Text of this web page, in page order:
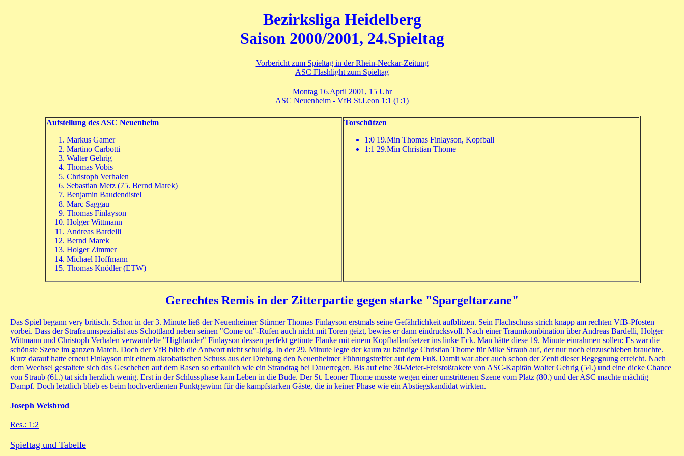
Bezirksliga Heidelberg
Saison 2000/2001, 24.Spieltag
Vorbericht zum Spieltag in der Rhein-Neckar-Zeitung
ASC Flashlight zum Spieltag
Montag 16.April 2001, 15 Uhr
ASC Neuenheim - VfB St.Leon 1:1 (1:1)
Aufstellung des ASC Neuenheim
Markus Gamer
Martino Carbotti
Walter Gehrig
Thomas Vobis
Christoph Verhalen
Sebastian Metz (75. Bernd Marek)
Benjamin Baudendistel
Marc Saggau
Thomas Finlayson
Holger Wittmann
Andreas Bardelli
Bernd Marek
Holger Zimmer
Michael Hoffmann
Thomas Knödler (ETW)
Torschützen
1:0 19.Min Thomas Finlayson, Kopfball
1:1 29.Min Christian Thome
Gerechtes Remis in der Zitterpartie gegen starke "Spargeltarzane"
Das Spiel begann very britisch. Schon in der 3. Minute ließ der Neuenheimer Stürmer Thomas Finlayson erstmals seine Gefährlichkeit aufblitzen. Sein Flachschuss strich knapp am rechten VfB-Pfosten
vorbei. Dass der Strafraumspezialist aus Schottland neben seinen "Come on"-Rufen auch nicht mit Toren geizt, bewies er dann eindrucksvoll. Nach einer Traumkombination über Andreas Bardelli, Holger
Wittmann und Christoph Verhalen verwandelte "Highlander" Finlayson dessen perfekt getimte Flanke mit einem Kopfballaufsetzer ins linke Eck. Man hätte diese 19. Minute einrahmen sollen: Es war die
schönste Szene im ganzen Match. Doch der VfB blieb die Antwort nicht schuldig. In der 29. Minute legte der kaum zu bändige Christian Thome für Mike Straub auf, der nur noch einzuschieben brauchte.
Kurz darauf hatte erneut Finlayson mit einem akrobatischen Schuss aus der Drehung den Neuenheimer Führungstreffer auf dem Fuß. Damit war aber auch schon der Zenit dieser Begegnung erreicht. Nach
dem Wechsel gestaltete sich das Geschehen auf dem Rasen so erbaulich wie ein Strandtag bei Dauerregen. Bis auf eine 30-Meter-Freistoßrakete von ASC-Kapitän Walter Gehrig (54.) und eine dicke Chance
von Straub (61.) tat sich herzlich wenig. Erst in der Schlussphase kam Leben in die Bude. Der St. Leoner Thome musste wegen einer umstrittenen Szene vom Platz (80.) und der ASC machte mächtig
Dampf. Doch letztlich blieb es beim hochverdienten Punktgewinn für die kampfstarken Gäste, die in keiner Phase wie ein Abstiegskandidat wirkten.
Joseph Weisbrod
Res.: 1:2
Spieltag und Tabelle